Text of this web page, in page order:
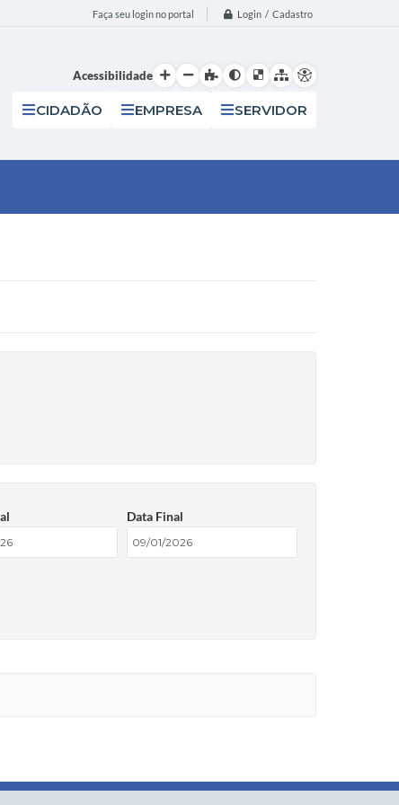
Faça seu login no portal Login / Cadastro
Acessibilidade
CIDADÃO EMPRESA SERVIDOR
Data Final